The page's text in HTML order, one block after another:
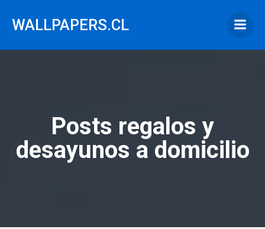
WALLPAPERS.CL
Posts regalos y
desayunos a domicilio